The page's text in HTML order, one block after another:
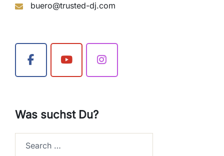
buero@trusted-dj.com
Was suchst Du?